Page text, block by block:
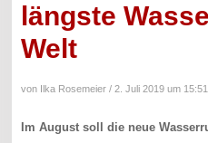
längste
Welt
von Ilka Rosemeier /2. Juli 2019 um 15:51
Im August soll die neue